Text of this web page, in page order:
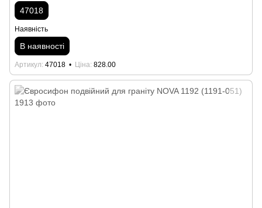
47018
Наявність
В наявності
Артикул 47018 Ціна 828.00